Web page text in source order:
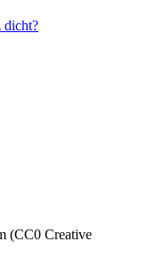
dicht?
(CC0 Creative